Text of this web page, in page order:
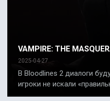
VAMPIRE: THE
2025-04-27
В Bloodlines 2 диалоги
игроки не искали